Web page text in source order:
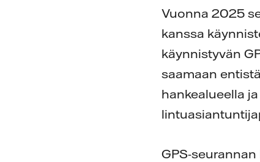
Vuonna 2025
kanssa
käynnistyvän
saamaan
hankealueella
GPS-